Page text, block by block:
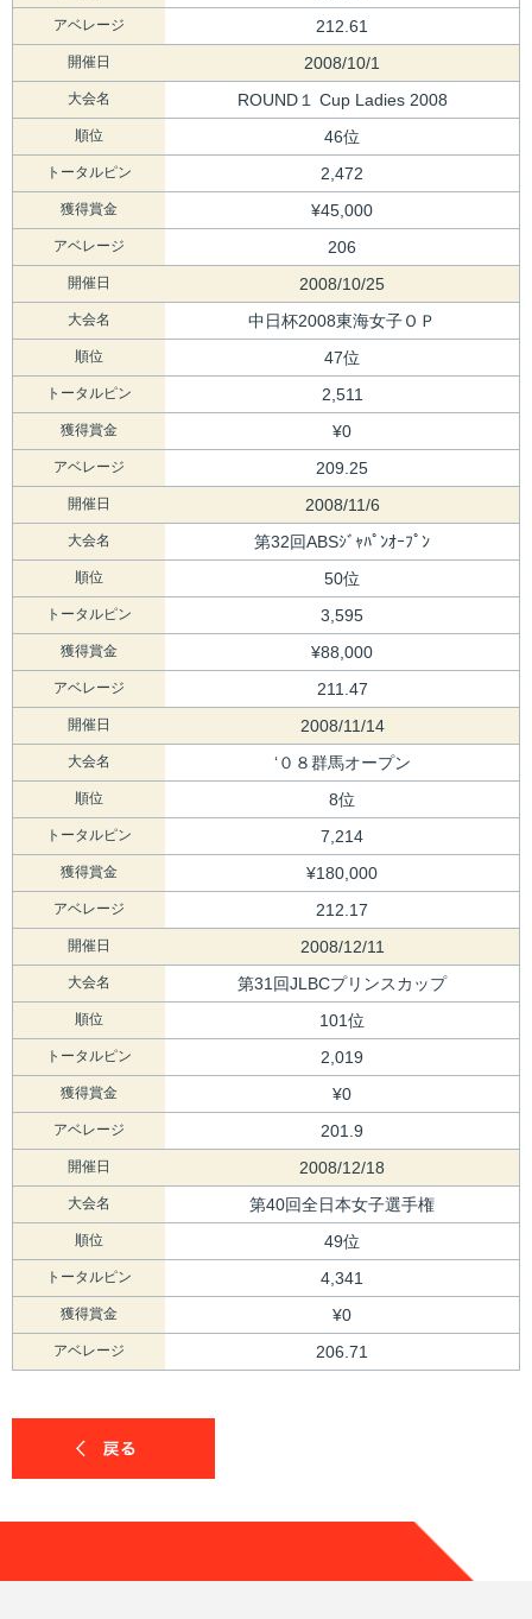
アベレージ 212.61
開催日 2008/10/1
大会名 ROUND１ Cup Ladies 2008
順位 46位
トータルピン 2,472
獲得賞金 ¥45,000
アベレージ 206
開催日 2008/10/25
大会名 中日杯2008東海女子ＯＰ
順位 47位
トータルピン 2,511
獲得賞金 ¥0
アベレージ 209.25
開催日 2008/11/6
大会名 第32回ABSｼﾞｬﾊﾟﾝｵｰﾌﾟﾝ
順位 50位
トータルピン 3,595
獲得賞金 ¥88,000
アベレージ 211.47
開催日 2008/11/14
大会名 ‘０８群馬オープン
順位 8位
トータルピン 7,214
獲得賞金 ¥180,000
アベレージ 212.17
開催日 2008/12/11
大会名 第31回JLBCプリンスカップ
順位 101位
トータルピン 2,019
獲得賞金 ¥0
アベレージ 201.9
開催日 2008/12/18
大会名 第40回全日本女子選手権
順位 49位
トータルピン 4,341
獲得賞金 ¥0
アベレージ 206.71